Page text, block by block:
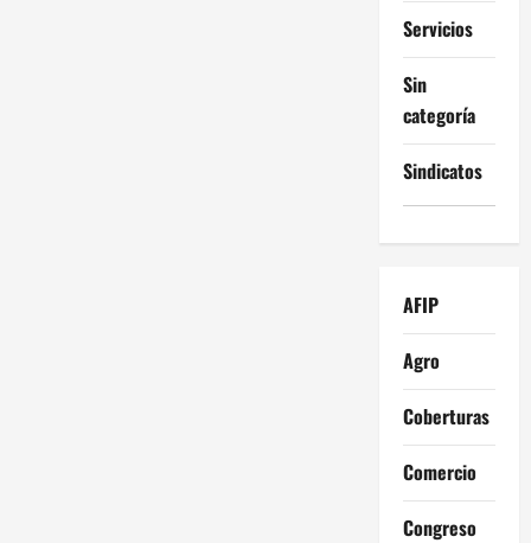
Servicios
Sin
categoría
Sindicatos
AFIP
Agro
Coberturas
Comercio
Congreso